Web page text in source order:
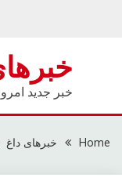
خبر جدید
Home خبرهای داغ